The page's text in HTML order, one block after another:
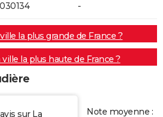
-
la plus grande de France ?
la plus haute de France ?
sur La Note moyenne :